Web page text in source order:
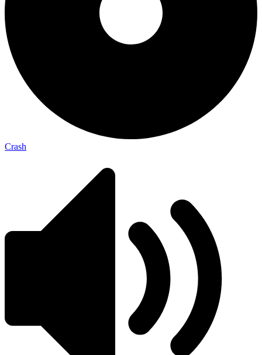
Crash